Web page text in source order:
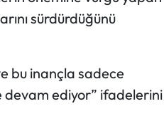
sürdürdüğünü
bu inançla sadece
devam ediyor” ifadelerini